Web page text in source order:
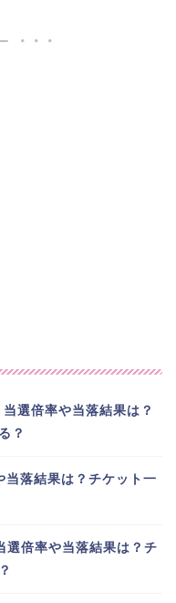
選倍率や当落結果は？
？
落結果は？チケット一
倍率や当落結果は？チ